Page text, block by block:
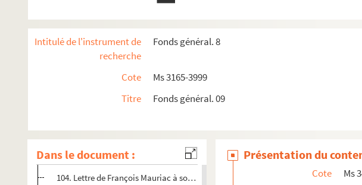
Intitulé de l'instrument de
recherche
Fonds général. 8
Cote
Ms 3165-3999
Titre
Fonds général. 09
Dans le document :
96. Lettre de François Mauriac à son frère Pierre Mauriac
97. Lettre de François Mauriac à son frère Pierre Mauriac
100. Lettre de François Mauriac à son frère Pierre Mauriac
102. Lettre de François Mauriac à son frère Pierre Mauriac
103. Lettre de François Mauriac à son frère Pierre Mauriac
104. Lettre de François Mauriac à son frère Pierre Mauriac
Présentation du
Cote
Ms